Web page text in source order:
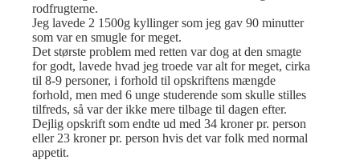
rodfrugterne.
Jeg lavede 2 1500g kyllinger som jeg gav 90 minutter
som var en smugle for meget.
Det største problem med retten var dog at den smagte
for godt, lavede hvad jeg troede var alt for meget, cirka
til 8-9 personer, i forhold til opskriftens mængde
forhold, men med 6 unge studerende som skulle stilles
tilfreds, så var der ikke mere tilbage til dagen efter.
Dejlig opskrift som endte ud med 34 kroner pr. person
eller 23 kroner pr. person hvis det var folk med normal
appetit.